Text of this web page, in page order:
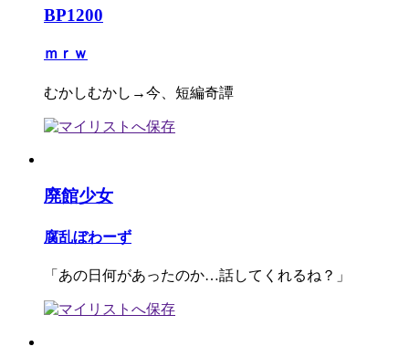
BP1200
ｍｒｗ
むかしむかし→今、短編奇譚
廃館少女
腐乱ぼわーず
「あの日何があったのか…話してくれるね？」